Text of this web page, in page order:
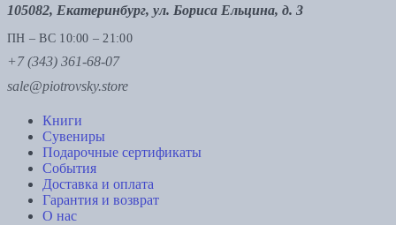
105082, Екатеринбург, ул. Бориса Ельцина, д. 3
ПН – ВС 10:00 – 21:00
+7 (343) 361-68-07
sale@piotrovsky.store
Книги
Сувениры
Подарочные сертификаты
События
Доставка и оплата
Гарантия и возврат
О нас